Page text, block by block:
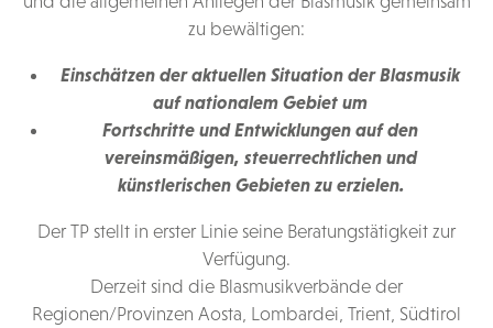
zu bewältigen:
Einschätzen der aktuellen Situation der Blasmusik
auf nationalem Gebiet um
Fortschritte und Entwicklungen auf den
vereinsmäßigen, steuerrechtlichen und
künstlerischen Gebieten zu erzielen.
Der TP stellt in erster Linie seine Beratungstätigkeit zur
Verfügung.
Derzeit sind die Blasmusikverbände der
Regionen/Provinzen Aosta, Lombardei, Trient, Südtirol